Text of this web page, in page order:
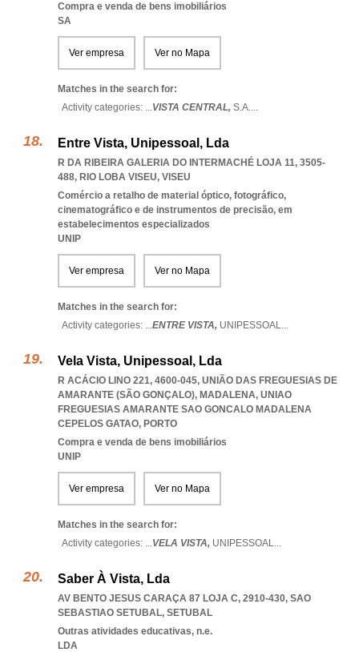
Compra e venda de bens imobiliários
SA
Ver empresa Ver no Mapa
Matches in the search for:
Activity categories: ...VISTA CENTRAL, S.A....
Entre Vista, Unipessoal, Lda
R DA RIBEIRA GALERIA DO INTERMACHÉ LOJA 11, 3505-
488, RIO LOBA VISEU, VISEU
Comércio a retalho de material óptico, fotográfico,
cinematográfico e de instrumentos de precisão, em
estabelecimentos especializados
UNIP
Ver empresa Ver no Mapa
Matches in the search for:
Activity categories: ...ENTRE VISTA, UNIPESSOAL...
Vela Vista, Unipessoal, Lda
R ACÁCIO LINO 221, 4600-045, UNIÃO DAS FREGUESIAS DE
AMARANTE (SÃO GONÇALO), MADALENA, UNIAO
FREGUESIAS AMARANTE SAO GONCALO MADALENA
CEPELOS GATAO, PORTO
Compra e venda de bens imobiliários
UNIP
Ver empresa Ver no Mapa
Matches in the search for:
Activity categories: ...VELA VISTA, UNIPESSOAL...
Saber À Vista, Lda
AV BENTO JESUS CARAÇA 87 LOJA C, 2910-430, SAO
SEBASTIAO SETUBAL, SETUBAL
Outras atividades educativas, n.e.
LDA